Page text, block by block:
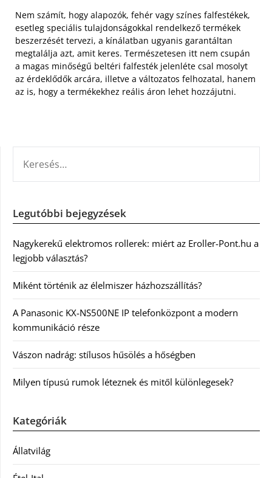
Nem számít, hogy alapozók, fehér vagy színes falfestékek,
esetleg speciális tulajdonságokkal rendelkező termékek
beszerzését tervezi, a kínálatban ugyanis garantáltan
megtalálja azt, amit keres. Természetesen itt nem csupán
a magas minőségű beltéri falfesték jelenléte csal mosolyt
az érdeklődők arcára, illetve a változatos felhozatal, hanem
az is, hogy a termékekhez reális áron lehet hozzájutni.
Legutóbbi bejegyzések
Nagykerekű elektromos rollerek: miért az Eroller-Pont.hu a
legjobb választás?
Miként történik az élelmiszer házhozszállítás?
A Panasonic KX-NS500NE IP telefonközpont a modern
kommunikáció része
Vászon nadrág: stílusos hűsölés a hőségben
Milyen típusú rumok léteznek és mitől különlegesek?
Kategóriák
Állatvilág